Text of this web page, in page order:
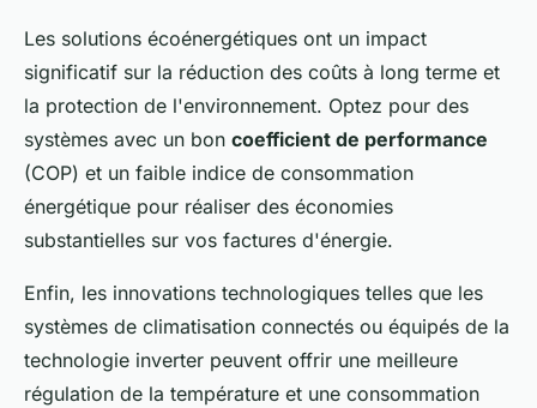
Les solutions écoénergétiques ont un impact
significatif sur la réduction des coûts à long terme et
la protection de l'environnement. Optez pour des
systèmes avec un bon coefficient de performance
(COP) et un faible indice de consommation
énergétique pour réaliser des économies
substantielles sur vos factures d'énergie.
Enfin, les innovations technologiques telles que les
systèmes de climatisation connectés ou équipés de la
technologie inverter peuvent offrir une meilleure
régulation de la température et une consommation